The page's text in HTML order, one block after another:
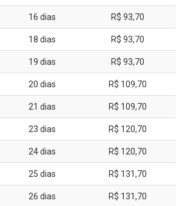
16 dias R$ 93,70
18 dias R$ 93,70
19 dias R$ 93,70
20 dias R$ 109,70
21 dias R$ 109,70
23 dias R$ 120,70
24 dias R$ 120,70
25 dias R$ 131,70
26 dias R$ 131,70